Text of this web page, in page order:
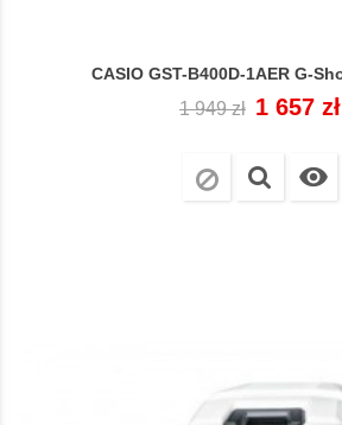
CASIO GST-B400D-1AER G-
Cena
1 949 zł Cena
1 657 zł
